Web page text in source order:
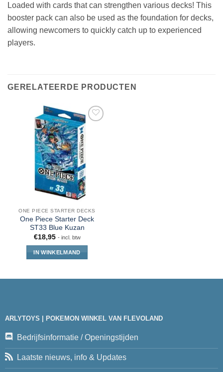
Loaded with cards that can strengthen various decks! This
booster pack can also be used as the foundation for decks,
allowing newcomers to quickly catch up to experienced
players.
GERELATEERDE PRODUCTEN
ONE PIECE STARTER DECKS
One Piece Starter Deck
ST33 Blue Kuzan
€18,95 - incl. btw
IN WINKELMAND
ARLYTOYS | POKEMON WINKEL VAN FLEVOLAND
Bedrijfsinformatie / Openingstijden
Laatste nieuws, info & Updates